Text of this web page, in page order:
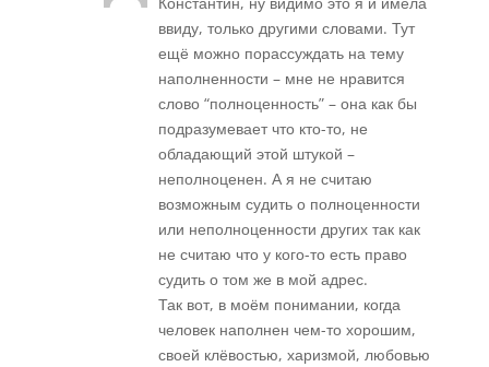
ввиду, только другими словами. Тут
ещё можно порассуждать на тему
наполненности – мне не нравится
слово “полноценность” – она как бы
подразумевает что кто-то, не
обладающий этой штукой –
неполноценен. А я не считаю
возможным судить о полноценности
или неполноценности других так как
не считаю что у кого-то есть право
судить о том же в мой адрес.
Так вот, в моём понимании, когда
человек наполнен чем-то хорошим,
своей клёвостью, харизмой, любовью